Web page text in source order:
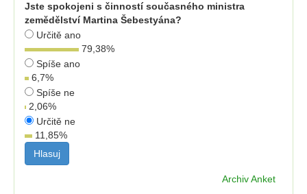
Jste spokojeni s činností současného ministra
zemědělství Martina Šebestyána?
Určitě ano
79,38%
Spíše ano
6,7%
Spíše ne
2,06%
Určitě ne
11,85%
Archiv Anket